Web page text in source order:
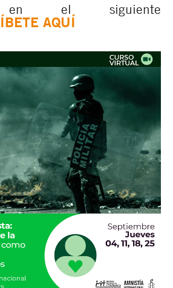
en el siguiente
AQUÍ